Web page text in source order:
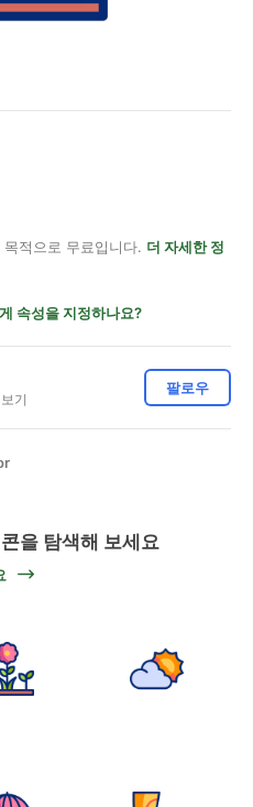
적으로 무료입니다. 더 자세한 정
속성을 지정하나요?
기
팔로우
을 탐색해 보세요